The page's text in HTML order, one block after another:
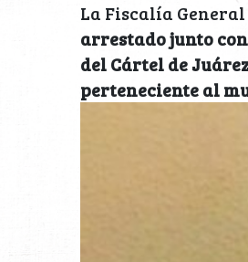
La Fiscalía
arrestado junto
del Cártel de
perteneciente al